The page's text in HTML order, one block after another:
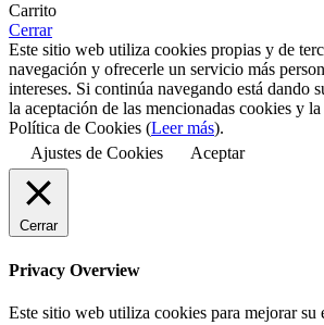
Carrito
Cerrar
Este sitio web utiliza cookies propias y de
navegación y ofrecerle un servicio más
intereses. Si continúa navegando está dando
la aceptación de las mencionadas cookies y
Política de Cookies (Leer más).
Ajustes de Cookies
Aceptar
Cerrar
Privacy Overview
Este sitio web utiliza cookies para mejorar su